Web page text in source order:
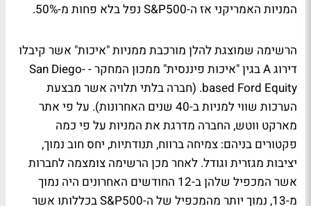
המניות האמריקני אז ה-S&P500 נפל בלא פחות מ-50%.
הרשימה שמוצגת להלן מורכבת ממניות "איכות" אשר קיבלו
דירוג A בגין "איכות פיננסית" ממכון המחקר - San Diego-
based Ford Equity. (חברה בלתי תלויה אשר מבצעת
הערכות שווי למניות ב-40 שנים האחרונות). על פי אתר
מארקט ווטש, החברה מדרגת את המניות על פי כמה
פקטורים בניהם: צמיחה ברווח, תנודתיות, יחס חוב נמוך,
יציבות מגזרית וגודל. לאחר מכן הרשימה צומצמה לחברות
אשר המכפיל שלהן ב-12 החודשים האחרונים היה נמוך
מ-13, נמוך יותר מהמכפיל של ה-S&P500 בכללותו אשר